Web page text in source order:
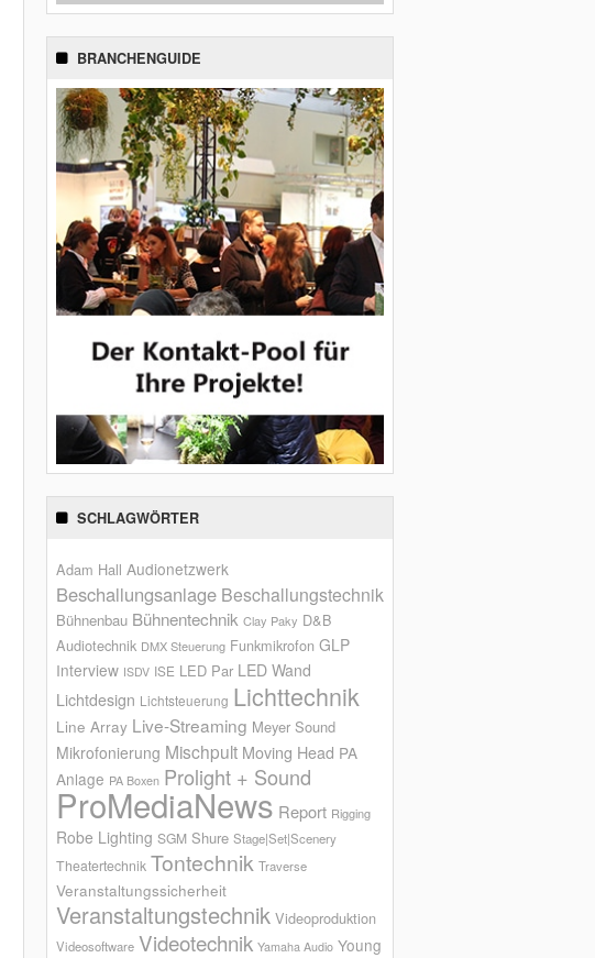
BRANCHENGUIDE
SCHLAGWÖRTER
Adam Hall Audionetzwerk
Beschallungsanlage Beschallungstechnik
Bühnenbau Bühnentechnik Clay Paky D&B
Audiotechnik DMX Steuerung Funkmikrofon GLP
Interview ISDV ISE LED Par LED Wand
Lichtdesign Lichtsteuerung Lichttechnik
Line Array Live-Streaming Meyer Sound
Mikrofonierung Mischpult Moving Head PA
Anlage PA Boxen Prolight + Sound
ProMediaNews Report Rigging
Robe Lighting SGM Shure Stage|Set|Scenery
Theatertechnik Tontechnik Traverse
Veranstaltungssicherheit
Veranstaltungstechnik Videoproduktion
Videosoftware Videotechnik Yamaha Audio Young